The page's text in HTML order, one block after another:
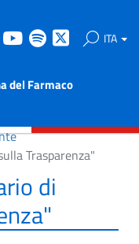
Bluesky
Youtube
Spotify ITA
del Farmaco
Trasparenza"
di